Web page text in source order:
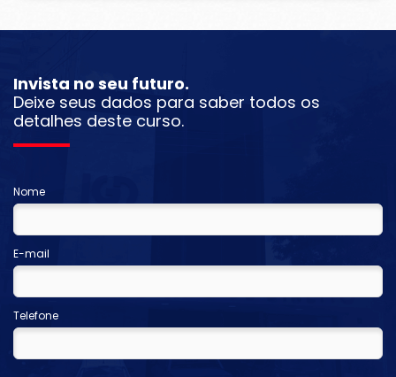
Invista no seu futuro.
Deixe seus dados para saber todos os
detalhes deste curso.
Nome
E-mail
Telefone